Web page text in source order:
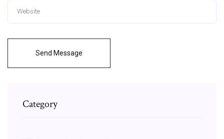
Send Message
Category